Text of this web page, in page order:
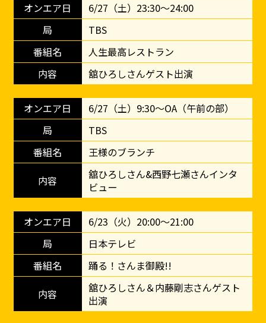
6/27（土）23:30〜24:00
TBS
人生最高レストラン
舘ひろしさんゲスト出演
6/27（土）9:30〜OA（午前の部）
TBS
王様のブランチ
舘ひろしさん&西野七瀬さんインタ
ビュー
6/23（火）20:00～21:00
日本テレビ
踊る！さんま御殿!!
舘ひろしさん＆内藤剛志さんゲスト
出演